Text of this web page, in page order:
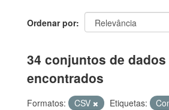
Ordenar por
34 conjuntos de dados
encontrados
Formatos: CSV Etiquetas: